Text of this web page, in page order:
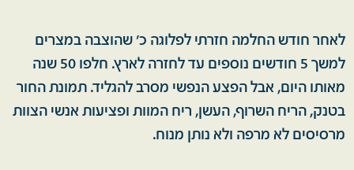
לאחר חודש החלמה חזרתי לפלוגה כ' שהוצבה במצרים
למשך 5 חודשים נוספים עד לחזרה לארץ. חלפו 50 שנה
מאותו היום, אבל הפצע הנפשי מסרב להגליד. תמונת החור
בטנק, הריח השרוף, העשן, ריח המוות ופציעות אנשי הצוות
מרסיסים לא מרפה ולא נותן מנוח.